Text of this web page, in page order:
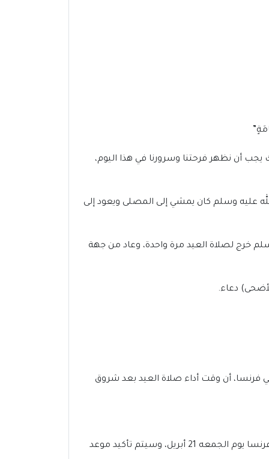
يجب أن نظهر فرحتنا وسرورنا في هذا اليوم،
عليه وسلم كان يمشي إلى المصلى ويعود إلى
خرج لصلاة العيد مرة واحدة، وعاد من جهة
دعاء.
الرسمية على الأراضي فرنسا، أن وقت أداء صلاة العيد بعد شروق
في غضون أسابيع قليلة، سنشهد مباركة شهر رمضان المبارك 2023-1444،من المحتمل أن يوافق عيد الفطر 2023 فى فرنسا يوم الجمعه 21 أبريل، وسيتم تأكيد موعد